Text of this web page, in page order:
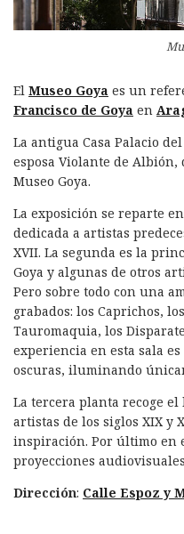
El Museo Goya es un
Francisco de Goya en
La antigua Casa Palacio
esposa Violante de Albión,
Museo Goya.
La exposición se reparte
dedicada a artistas
XVII. La segunda es la
Goya y algunas de otros
Pero sobre todo con una
grabados: los Caprichos,
Tauromaquia, los
experiencia en esta sala
oscuras, iluminando
La tercera planta recoge el
artistas de los siglos XIX y
inspiración. Por último en
proyecciones
Dirección: Calle Espoz y